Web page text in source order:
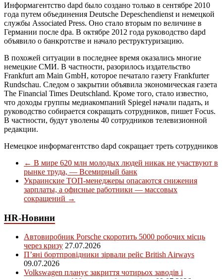
Информагентство dapd было создано только в сентябре 2010
года путем объединения Deutsche Depeschendienst и немецкой
службы Associated Press. Оно стало вторым по величине в
Германии после dpa. В октябре 2012 года руководство dapd
объявило о банкротстве и начало реструктуризацию.
В похожей ситуации в последнее время оказались многие
немецкие СМИ. В частности, разорилось издательство
Frankfurt am Main GmbH, которое печатало газету Frankfurter
Rundschau. Следом о закрытии объявила экономическая газета
The Financial Times Deutschland. Кроме того, стало известно,
что доходы группы медиакомпаний Spiegel начали падать, и
руководство собирается сокращать сотрудников, пишет Focus.
В частности, будут уволены 40 сотрудников телевизионной
редакции.
Немецкое информагентство dapd сокращает треть сотрудников
← В мире 620 млн молодых людей никак не участвуют в
рынке труда, — Всемирный банк
Украинские ТОП-менеджеры опасаются снижения
зарплаты, а офисные работники — массовых
сокращений →
HR-Новини
Автовиробник Porsche скоротить 5000 робочих місць
через кризу 27.07.2026
П’яні бортпровідники зірвали рейс British Airways
09.07.2026
Volkswagen планує закриття чотирьох заводів і